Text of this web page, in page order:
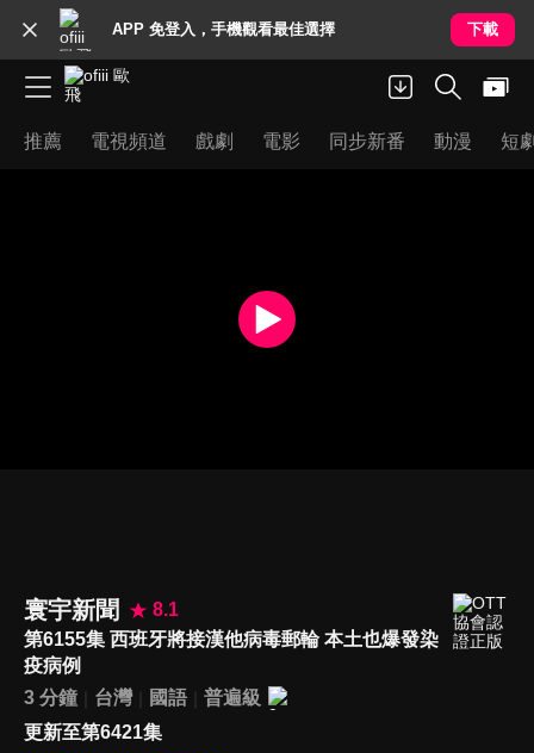
APP 免登入，手機觀看最佳選擇 下載
推薦 電視頻道 戲劇 電影 同步新番 動漫 短
寰宇新聞
8.1
第6155集 西班牙將接漢他病毒郵輪 本土也爆發染
疫病例
3 分鐘
台灣 國語
普遍級
更新至第6421集